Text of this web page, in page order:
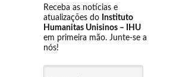
Receba as notícias e
atualizações do Instituto
Humanitas Unisinos – IHU
em primeira mão. Junte-se a
nós!